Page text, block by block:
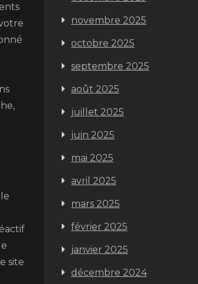
site
novembre 2025
octobre 2025
septembre 2025
août 2025
juillet 2025
juin 2025
mai 2025
avril 2025
mars 2025
février 2025
janvier 2025
décembre 2024